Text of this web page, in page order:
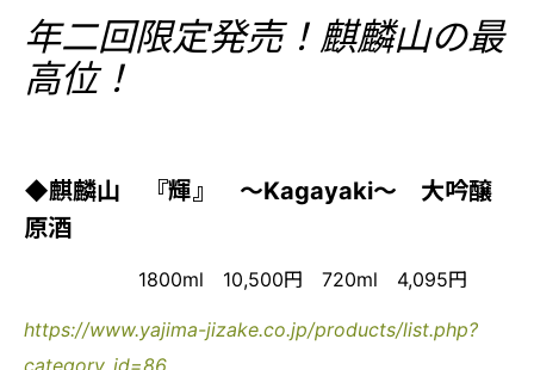
年二回限定発売！麒麟山の最
高位！
◆麒麟山 『輝』 ～Kagayaki～ 大吟醸
原酒
1800ml 10,500円 720ml 4,095円
https://www.yajima-jizake.co.jp/products/list.php?
category_id=86